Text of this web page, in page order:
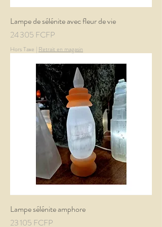
Lampe de sélénite avec fleur de vie
Prix
24 305 FCFP
Hors Taxe | Retrait en magasin
Lampe sélénite amphore
Prix
23 105 FCFP